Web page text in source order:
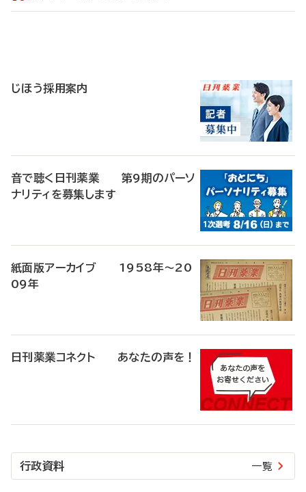
じほう採用案内
音で聴く日刊薬業 第9期のパーソ
ナリティを募集します
紙面版アーカイブ 1958年～20
09年
日刊薬業コネクト あなたの声を！
行政資料 一覧